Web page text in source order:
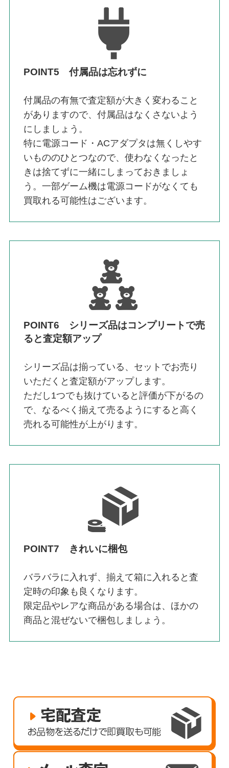
POINT5 付属品は忘れずに
付属品の有無で査定額が大きく変わること
がありますので、付属品はなくさないよう
にしましょう。
特に電源コード・ACアダプタは無くしやす
いもののひとつなので、使わなくなったと
きは捨てずに一緒にしまっておきましょ
う。一部ゲーム機は電源コードがなくても
買取れる可能性はございます。
POINT6 シリーズ品はコンプリートで売
ると査定額アップ
シリーズ品は揃っている、セットでお売り
いただくと査定額がアップします。
ただし1つでも抜けていると評価が下がるの
で、なるべく揃えて売るようにすると高く
売れる可能性が上がります。
POINT7 きれいに梱包
バラバラに入れず、揃えて箱に入れると査
定時の印象も良くなります。
限定品やレアな商品がある場合は、ほかの
商品と混ぜないで梱包しましょう。